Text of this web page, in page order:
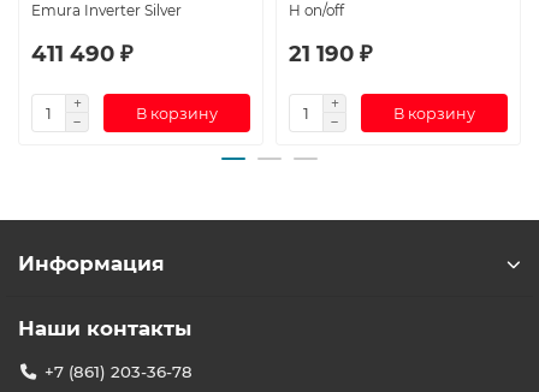
Emura Inverter Silver
411 490 ₽
В корзину
H on/off
21 190 ₽
В корзину
Информация
Наши контакты
+7 (861) 203-36-78